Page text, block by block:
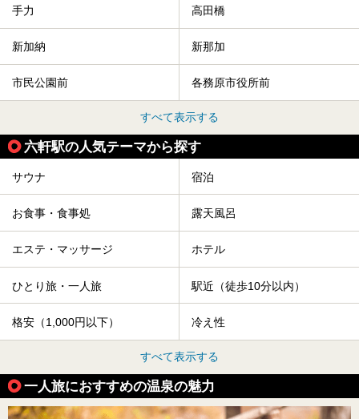
手力 高田橋
新加納 新那加
市民公園前 各務原市役所前
すべて表示する
六軒駅の人気テーマから探す
サウナ 宿泊
お食事・食事処 露天風呂
エステ・マッサージ ホテル
ひとり旅・一人旅 駅近（徒歩10分以内）
格安（1,000円以下） 冷え性
すべて表示する
一人旅におすすめの温泉の魅力